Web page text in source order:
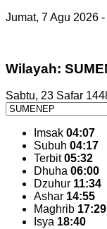
Jumat, 7 Agu 2026
Wilayah:
Sabtu, 23 Safar
Imsak 04:07
Subuh 04:17
Terbit05:32
Dhuha 06:00
Dzuhur 11:34
Ashar 14:55
Maghrib 17:29
Isya 18:40